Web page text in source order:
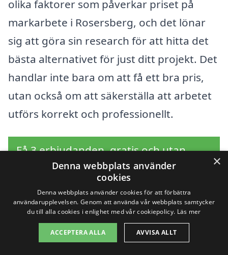
olika faktorer som påverkar priset på
markarbete i Rosersberg, och det lönar
sig att göra sin research för att hitta det
bästa alternativet för just ditt projekt. Det
handlar inte bara om att få ett bra pris,
utan också om att säkerställa att arbetet
utförs korrekt och professionellt.
Få 3 erbjudanden, gratis och utan
förpliktelser
Sök efter en
professionell för
×
Denna webbplats använder
cookies
Denna webbplats använder cookies för att förbättra
användarupplevelsen. Genom att använda vår webbplats samtycker
du till alla cookies i enlighet med vår cookiepolicy. Läs mer
ACCEPTERA ALLA AVVISA ALLT